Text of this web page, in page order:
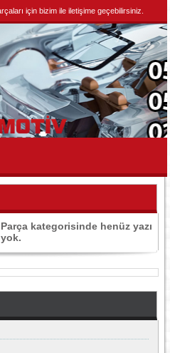
için bizim ile iletişime geçebilirsiniz.
kategorisinde henüz yazı
yok.